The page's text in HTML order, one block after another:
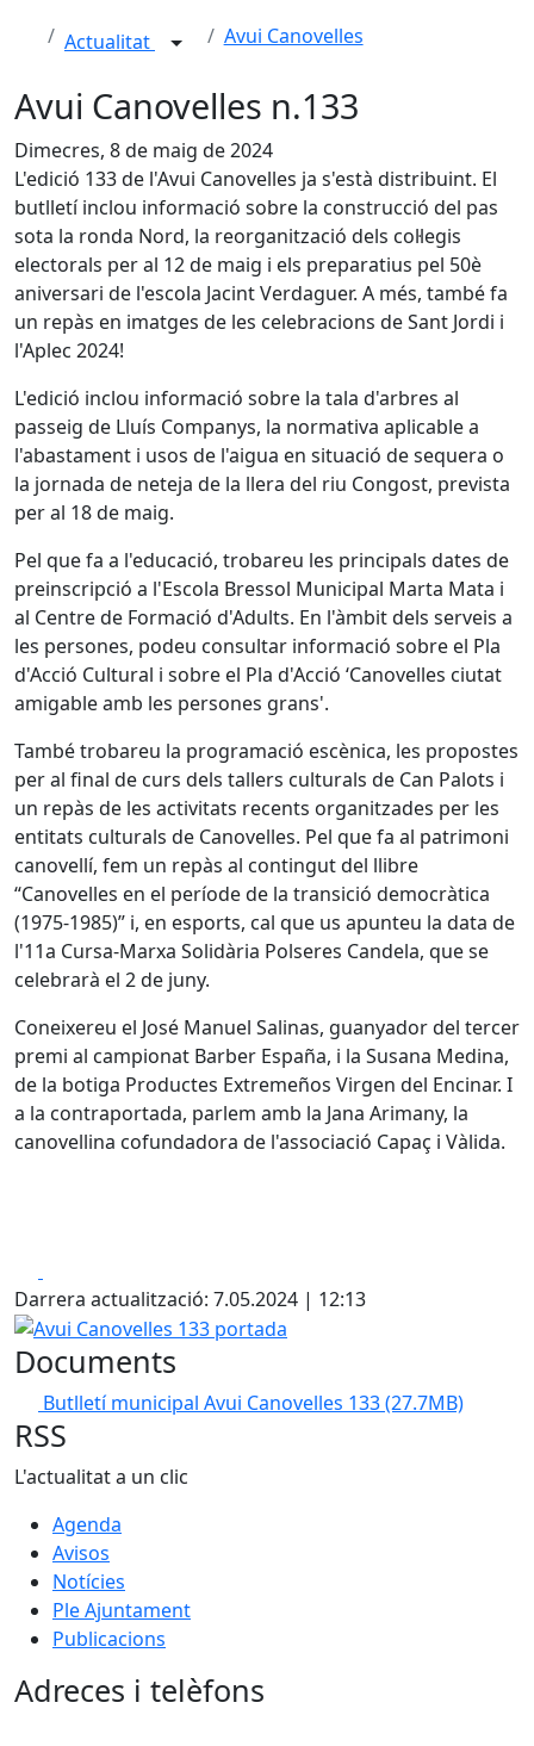
Actualitat Avui Canovelles
Avui Canovelles n.133
Dimecres, 8 de maig de 2024
L'edició 133 de l'Avui Canovelles ja s'està distribuint. El
butlletí inclou informació sobre la construcció del pas
sota la ronda Nord, la reorganització dels col·legis
electorals per al 12 de maig i els preparatius pel 50è
aniversari de l'escola Jacint Verdaguer. A més, també fa
un repàs en imatges de les celebracions de Sant Jordi i
l'Aplec 2024!
L'edició inclou informació sobre la tala d'arbres al
passeig de Lluís Companys, la normativa aplicable a
l'abastament i usos de l'aigua en situació de sequera o
la jornada de neteja de la llera del riu Congost, prevista
per al 18 de maig.
Pel que fa a l'educació, trobareu les principals dates de
preinscripció a l'Escola Bressol Municipal Marta Mata i
al Centre de Formació d'Adults. En l'àmbit dels serveis a
les persones, podeu consultar informació sobre el Pla
d'Acció Cultural i sobre el Pla d'Acció ‘Canovelles ciutat
amigable amb les persones grans'.
També trobareu la programació escènica, les propostes
per al final de curs dels tallers culturals de Can Palots i
un repàs de les activitats recents organitzades per les
entitats culturals de Canovelles. Pel que fa al patrimoni
canovellí, fem un repàs al contingut del llibre
“Canovelles en el període de la transició democràtica
(1975-1985)” i, en esports, cal que us apunteu la data de
l'11a Cursa-Marxa Solidària Polseres Candela, que se
celebrarà el 2 de juny.
Coneixereu el José Manuel Salinas, guanyador del tercer
premi al campionat Barber España, i la Susana Medina,
de la botiga Productes Extremeños Virgen del Encinar. I
a la contraportada, parlem amb la Jana Arimany, la
canovellina cofundadora de l'associació Capaç i Vàlida.
Darrera actualització: 7.05.2024 | 12:13
Avui Canovelles 133 portada
Documents
Butlletí municipal Avui Canovelles 133(27.7MB)
RSS
L'actualitat a un clic
Agenda
Avisos
Notícies
Ple Ajuntament
Publicacions
Adreces i telèfons